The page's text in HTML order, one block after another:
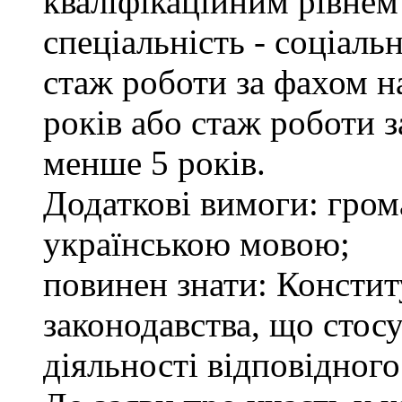
спеціальність -
стаж роботи за фахом
років або стаж роботи
менше 5 років.
Додаткові вимоги:
українською мовою;
повинен знати:
законодавства, що
діяльності